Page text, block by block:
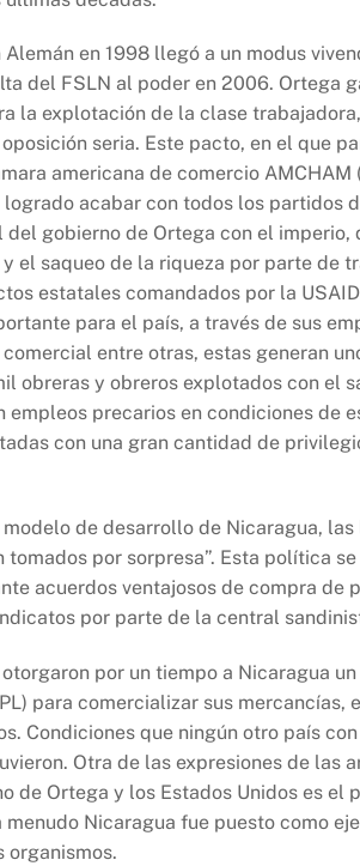
en 1998 llegó a un modus
del FSLN al poder en 2006. Ortega
la explotación de la clase
seria. Este pacto, en el que
americana de comercio
acabar con todos los partidos
gobierno de Ortega con el
el saqueo de la riqueza por parte de
estatales comandados por la
para el país, a través de sus
entre otras, estas generan
obreras y obreros explotados con el
empleos precarios en condiciones de
con una gran cantidad de
de desarrollo de Nicaragua,
tomados por sorpresa”. Esta política
acuerdos ventajosos de compra de
por parte de la central
por un tiempo a Nicaragua
para comercializar sus
Condiciones que ningún otro país
Otra de las expresiones de las
de Ortega y los Estados Unidos es el
Nicaragua fue puesto como
organismos.